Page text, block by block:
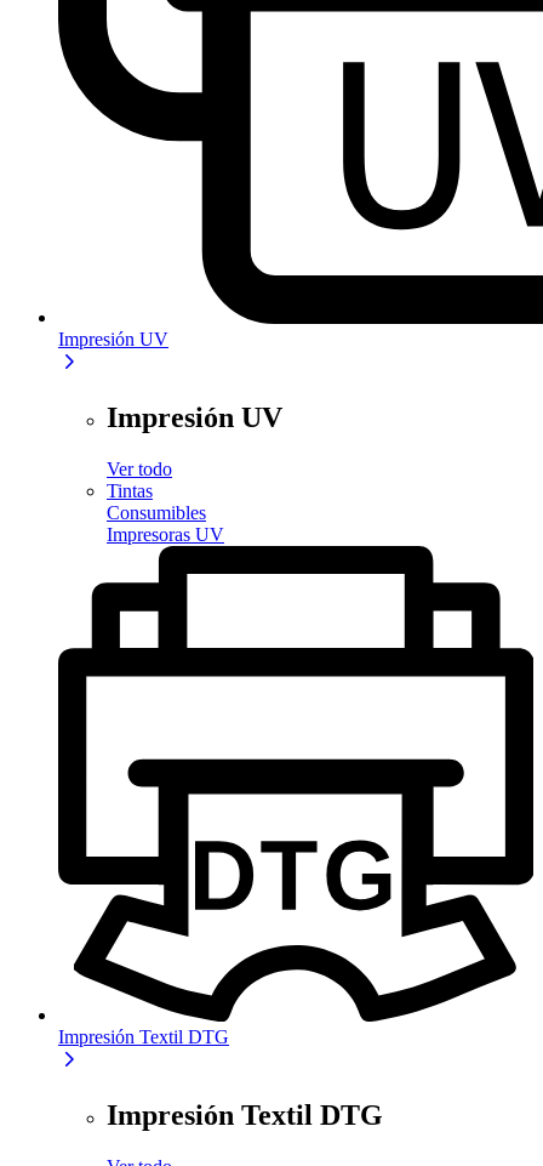
Impresión UV
Impresión UV
Ver todo
Tintas
Consumibles
Impresoras UV
Impresión Textil DTG
Impresión Textil DTG